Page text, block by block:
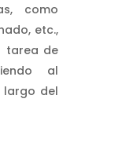
como
etc.,
tarea de
al
del